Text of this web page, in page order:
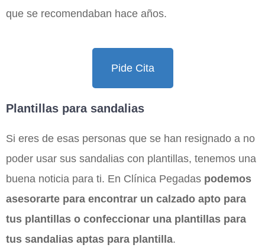
que se recomendaban hace años.
Pide Cita
Plantillas para sandalias
Si eres de esas personas que se han resignado a no
poder usar sus sandalias con plantillas, tenemos una
buena noticia para ti. En Clínica Pegadas podemos
asesorarte para encontrar un calzado apto para
tus plantillas o confeccionar una plantillas para
tus sandalias aptas para plantilla.